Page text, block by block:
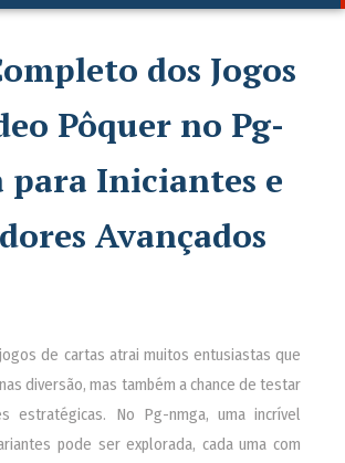
dos Jogos
Pôquer no Pg-
para Iniciantes e
Avançados
de cartas atrai muitos entusiastas que
diversão, mas também a chance de testar
estratégicas. No Pg-nmga, uma incrível
pode ser explorada, cada uma com